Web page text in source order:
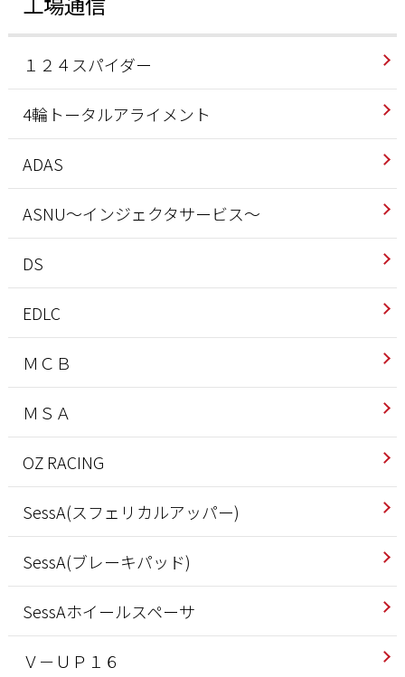
１２４スパイダー
4輪トータルアライメント
ADAS
ASNU～インジェクタサービス～
DS
EDLC
ＭＣＢ
ＭＳＡ
OZ RACING
SessA(スフェリカルアッパー)
SessA(ブレーキパッド)
SessAホイールスペーサ
Ｖ－ＵＰ１６